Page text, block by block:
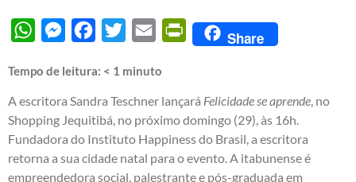
WhatsAppMessengerFacebook
Twitter Email PrintFriendly
Share
Tempo de leitura: < 1 minuto
A escritora Sandra Teschner lançará Felicidade se aprende, no
Shopping Jequitibá, no próximo domingo (29), às 16h.
Fundadora do Instituto Happiness do Brasil, a escritora
retorna a sua cidade natal para o evento. A itabunense é
empreendedora social, palestrante e pós-graduada em